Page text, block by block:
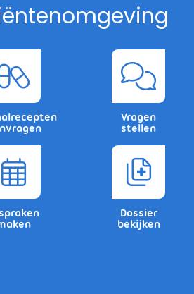
Vragen
stellen
Dossier
bekijken